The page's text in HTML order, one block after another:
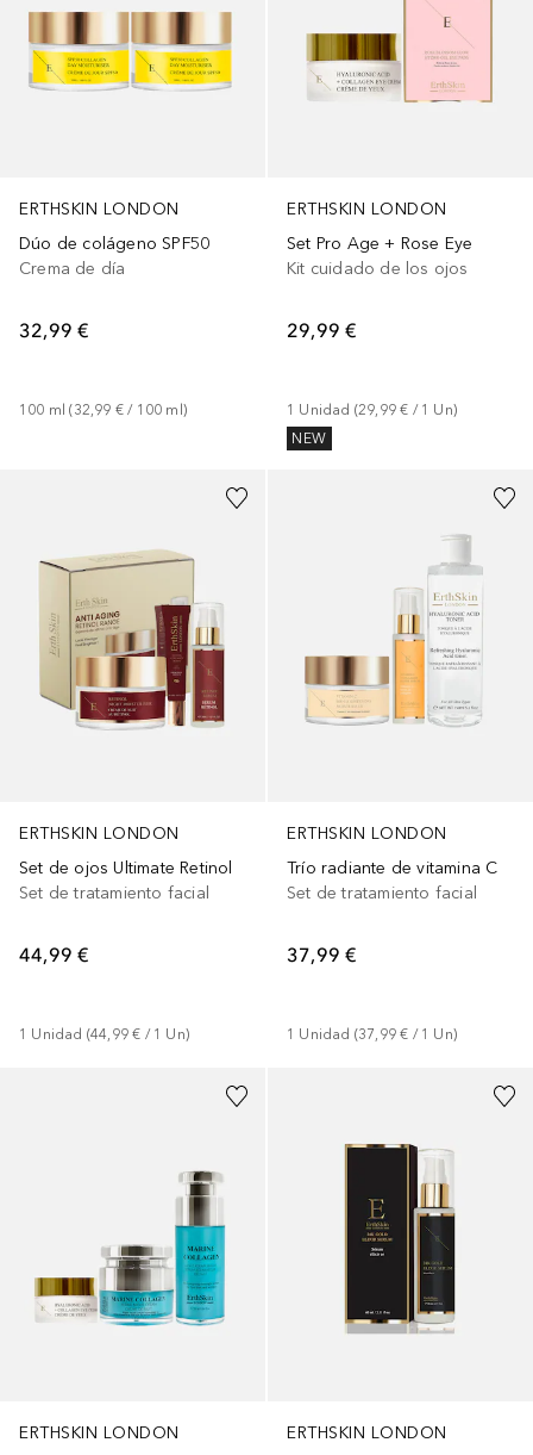
ERTHSKIN LONDON
Dúo de colágeno SPF50
Crema de día
32,99 €
100 ml (32,99 € / 100 ml)
ERTHSKIN LONDON
Set Pro Age + Rose Eye
Kit cuidado de los ojos
29,99 €
1 Unidad (29,99 € / 1 Un)
NEW
ERTHSKIN LONDON
Set de ojos Ultimate Retinol
Set de tratamiento facial
44,99 €
1 Unidad (44,99 € / 1 Un)
ERTHSKIN LONDON
Trío radiante de vitamina C
Set de tratamiento facial
37,99 €
1 Unidad (37,99 € / 1 Un)
ERTHSKIN LONDON
ERTHSKIN LONDON